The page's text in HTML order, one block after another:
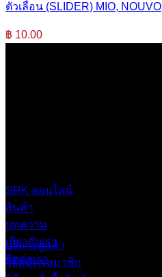
ตัวเลื่อน (SLIDER) MIO, NOUVO
฿ 10.00
SRK ออนไลน์
สินค้า
บทความ
เกี่ยวกับเรา
ติดต่อเรา
บริการลูกค้า
วิธีสมัครสมาชิก